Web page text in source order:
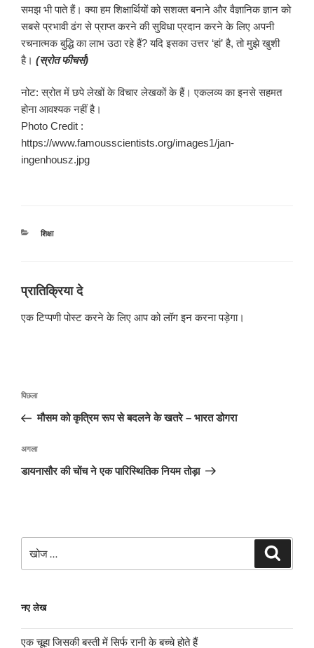
समझ भी पाते हैं। क्या हम शिक्षार्थियों को सशक्त बनाने और वैज्ञानिक ज्ञान को
सबसे प्रभावी ढंग से प्राप्त करने की सुविधा प्रदान करने के लिए अपनी
रचनात्मक बुद्धि का लाभ उठा रहे हैं? यदि इसका उत्तर ‘हां’ है, तो मुझे खुशी
है। (स्रोत फीचर्स)
नोट: स्रोत में छपे लेखों के विचार लेखकों के हैं। एकलव्य का इनसे सहमत
होना आवश्यक नहीं है।
Photo Credit :
https://www.famousscientists.org/images1/jan-
ingenhousz.jpg
श्रेणियाँ
शिक्षा
प्रातिक्रिया दे
एक टिप्पणी पोस्ट करने के लिए आप कोलॉग इनकरना पड़ेगा।
पोस्ट
पिछला
पोस्ट:
पिछला
मौसम को कृत्रिम रूप से बदलने के खतरे – भारत डोगरा
अगली
पोस्ट
अगला
डायनासौर की चोंच ने एक पारिस्थितिक नियम तोड़ा
नए लेख
एक चूहा जिसकी बस्ती में सिर्फ रानी के बच्चे होते हैं